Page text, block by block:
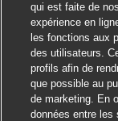
qui est faite de
expérience en
les fonctions aux
des utilisateurs.
profils afin de
que possible au
de marketing. En
données entre les